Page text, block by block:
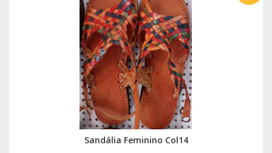
Sandália Feminino Col14